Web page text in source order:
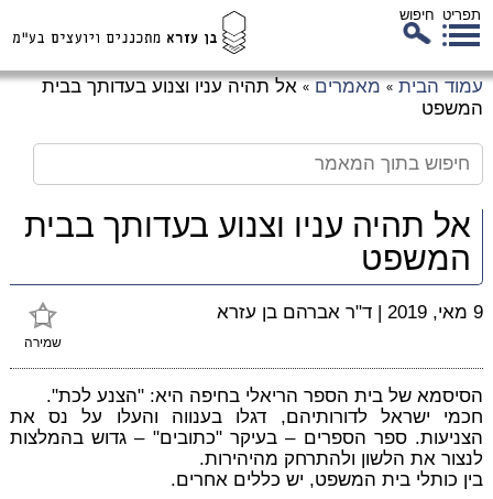
תפריט חיפוש
עמוד הבית » מאמרים » אל תהיה עניו וצנוע בעדותך בבית
המשפט
אל תהיה עניו וצנוע בעדותך בבית
המשפט
שמירה
9 מאי, 2019 | ד"ר אברהם בן עזרא
הסיסמא של בית הספר הריאלי בחיפה היא: "הצנע לכת".
חכמי ישראל לדורותיהם, דגלו בענווה והעלו על נס את
הצניעות. ספר הספרים – בעיקר "כתובים" – גדוש בהמלצות
לנצור את הלשון ולהתרחק מהיהירות.
בין כותלי בית המשפט, יש כללים אחרים.